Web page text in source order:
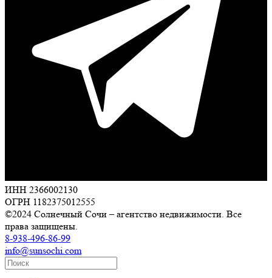
ИНН 2366002130
ОГРН 1182375012555
©2024 Солнечный Сочи – агентство недвижимости. Все
права защищены.
8-938-496-86-99
info@sunsochi.com